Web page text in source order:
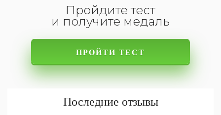
Пройдите тест
и получите медаль
ПРОЙТИ ТЕСТ
Последние отзывы